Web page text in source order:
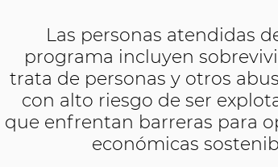
Las personas atendidas
programa incluyen
trata de personas y otros
con alto riesgo de ser
que enfrentan barreras para
económicas